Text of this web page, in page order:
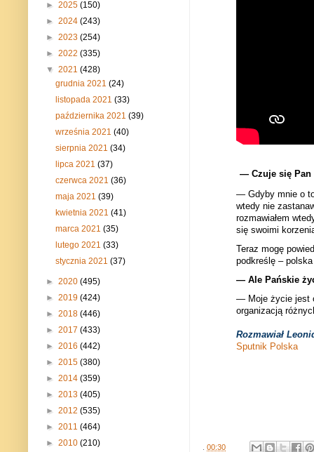
— Czuje się Pan
— Gdyby mnie o
wtedy nie
rozmawiałem
się swoimi
Teraz mogę
podkreślę –
— Ale Pańskie
— Moje życie jest
organizacją
Rozmawiał
Sputnik Polska
00:30
► 2025 (150)
► 2024 (243)
► 2023 (254)
► 2022 (335)
▼ 2021 (428)
grudnia 2021(24)
listopada 2021(33)
października 2021(39)
września 2021(40)
sierpnia 2021(34)
lipca 2021(37)
czerwca 2021(36)
maja 2021(39)
kwietnia 2021(41)
marca 2021(35)
lutego 2021(33)
stycznia 2021(37)
► 2020 (495)
► 2019 (424)
► 2018 (446)
► 2017 (433)
► 2016 (442)
► 2015 (380)
► 2014 (359)
► 2013 (405)
► 2012 (535)
► 2011 (464)
► 2010 (210)